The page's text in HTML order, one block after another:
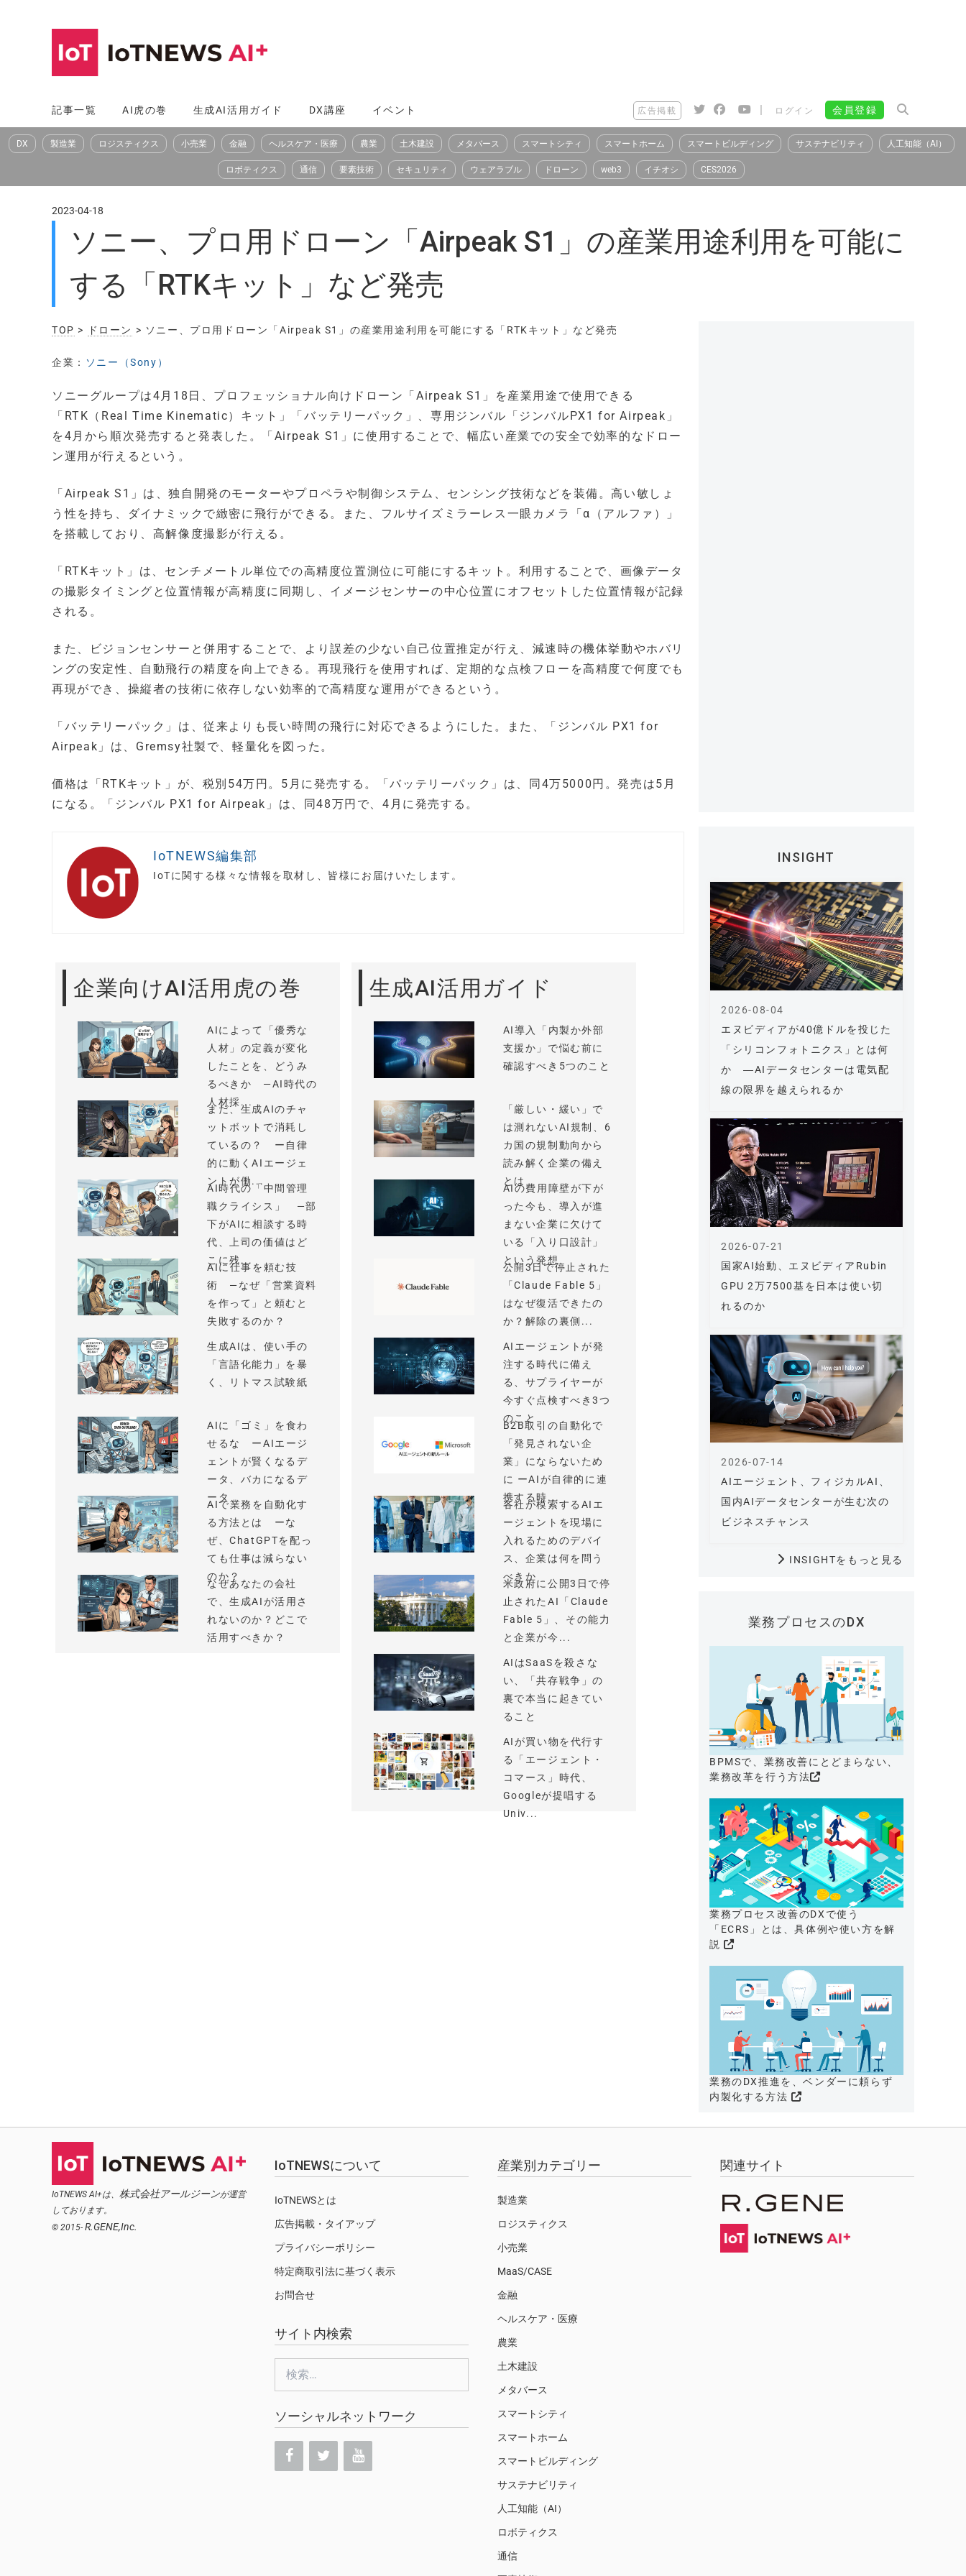
へ
ス
記事一覧 AI虎の巻 生成AI活用ガイド DX講座 イベント 広告掲載 | ログイン 会員登録
DX 製造業 ロジスティクス 小売業 金融 ヘルスケア・医療 農業 土木建設 メタバース スマートシティ スマートホーム スマートビルディング サステナビリティ 人工知能（AI）
ロボティクス 通信 要素技術 セキュリティ ウェアラブル ドローン web3 イチオシ CES2026
2023-04-18
ソニー、プロ用ドローン「Airpeak S1」の産業用途利用を可能に
する「RTKキット」など発売
TOP > ドローン > ソニー、プロ用ドローン「Airpeak S1」の産業用途利用を可能にする「RTKキット」など発売
企業： ソニー（Sony）
ソニーグループは4月18日、プロフェッショナル向けドローン「Airpeak S1」を産業用途で使用できる
「RTK（Real Time Kinematic）キット」「バッテリーパック」、専用ジンバル「ジンバルPX1 for Airpeak」
を4月から順次発売すると発表した。「Airpeak S1」に使用することで、幅広い産業での安全で効率的なドロー
ン運用が行えるという。
「Airpeak S1」は、独自開発のモーターやプロペラや制御システム、センシング技術などを装備。高い敏しょ
う性を持ち、ダイナミックで緻密に飛行ができる。また、フルサイズミラーレス一眼カメラ「α（アルファ）」
を搭載しており、高解像度撮影が行える。
「RTKキット」は、センチメートル単位での高精度位置測位に可能にするキット。利用することで、画像データ
の撮影タイミングと位置情報が高精度に同期し、イメージセンサーの中心位置にオフセットした位置情報が記録
される。
また、ビジョンセンサーと併用することで、より誤差の少ない自己位置推定が行え、減速時の機体挙動やホバリ
ングの安定性、自動飛行の精度を向上できる。再現飛行を使用すれば、定期的な点検フローを高精度で何度でも
再現ができ、操縦者の技術に依存しない効率的で高精度な運用ができるという。
「バッテリーパック」は、従来よりも長い時間の飛行に対応できるようにした。また、「ジンバル PX1 for
Airpeak」は、Gremsy社製で、軽量化を図った。
価格は「RTKキット」が、税別54万円。5月に発売する。「バッテリーパック」は、同4万5000円。発売は5月
になる。「ジンバル PX1 for Airpeak」は、同48万円で、4月に発売する。
IoTNEWS編集部
IoTに関する様々な情報を取材し、皆様にお届けいたします。
企業向けAI活用虎の巻
AIによって「優秀な
人材」の定義が変化
したことを、どうみ
るべきか —AI時代の
人材採...
まだ、生成AIのチャ
ットボットで消耗し
ているの？ ー自律
的に動くAIエージェ
ントが働...
AI時代の「中間管理
職クライシス」 —部
下がAIに相談する時
代、上司の価値はど
こに残...
AIに仕事を頼む技
術 —なぜ「営業資料
を作って」と頼むと
失敗するのか？
生成AIは、使い手の
「言語化能力」を暴
く、リトマス試験紙
AIに「ゴミ」を食わ
せるな ーAIエージ
ェントが賢くなるデ
ータ、バカになるデ
ータ
AIで業務を自動化す
る方法とは ーな
ぜ、ChatGPTを配っ
ても仕事は減らない
のか？
なぜあなたの会社
で、生成AIが活用さ
れないのか？どこで
活用すべきか？
生成AI活用ガイド
AI導入「内製か外部
支援か」で悩む前に
確認すべき5つのこと
「厳しい・緩い」で
は測れないAI規制、6
カ国の規制動向から
読み解く企業の備え
とは
AIの費用障壁が下が
った今も、導入が進
まない企業に欠けて
いる「入り口設計」
という発想
公開3日で停止された
「Claude Fable 5」
はなぜ復活できたの
か？解除の裏側...
AIエージェントが発
注する時代に備え
る、サプライヤーが
今すぐ点検すべき3つ
のこと
B2B取引の自動化で
「発見されない企
業」にならないため
に ーAIが自律的に連
携する時...
各社が模索するAIエ
ージェントを現場に
入れるためのデバイ
ス、企業は何を問う
べきか
米政府に公開3日で停
止されたAI「Claude
Fable 5」、その能力
と企業が今...
AIはSaaSを殺さな
い、「共存戦争」の
裏で本当に起きてい
ること
AIが買い物を代行す
る「エージェント・
コマース」時代、
Googleが提唱する
Univ...
INSIGHT
エヌビディアが40億ドルを投じた
「シリコンフォトニクス」とは何
か ―AIデータセンターは電気配
線の限界を越えられるか
2026-08-04
国家AI始動、エヌビディアRubin
GPU 2万7500基を日本は使い切
れるのか
2026-07-21
AIエージェント、フィジカルAI、
国内AIデータセンターが生む次の
ビジネスチャンス
2026-07-14
INSIGHTをもっと見る
業務プロセスのDX
BPMSで、業務改善にとどまらない、
業務改革を行う方法
業務プロセス改善のDXで使う
「ECRS」とは、具体例や使い方を解
説
業務のDX推進を、ベンダーに頼らず
内製化する方法
IoTNEWS AI+は、 株式会社アールジーンが運営
しております。
© 2015- R.GENE,Inc.
IoTNEWSについて
IoTNEWSとは
広告掲載・タイアップ
プライバシーポリシー
特定商取引法に基づく表示
お問合せ
サイト内検索
索:
ソーシャルネットワーク
産業別カテゴリー
製造業
ロジスティクス
小売業
MaaS/CASE
金融
ヘルスケア・医療
農業
土木建設
メタバース
スマートシティ
スマートホーム
スマートビルディング
サステナビリティ
人工知能（AI）
ロボティクス
通信
関連サイト